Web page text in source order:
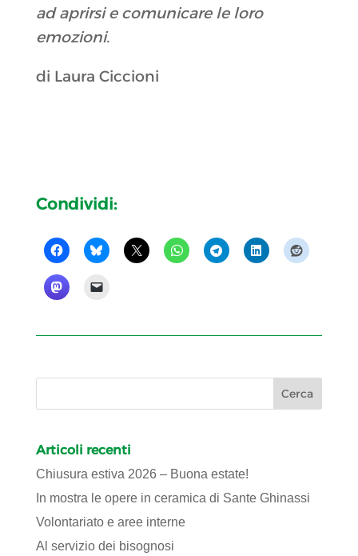
ad aprirsi e comunicare le loro
emozioni.
di Laura Ciccioni
Condividi:
Articoli recenti
Chiusura estiva 2026 – Buona estate!
In mostra le opere in ceramica di Sante Ghinassi
Volontariato e aree interne
Al servizio dei bisognosi